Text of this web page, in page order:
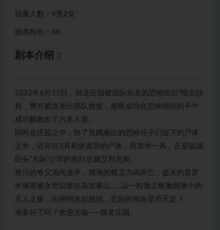
玩家人数：4男2女
游戏时长：6h
剧本介绍：
2022年6月15日，烛龙庄园被国际知名的恐怖组织“蠕虫劫
持，警方紧急派出部队救援，最终成功在恐怖组织的手中
成功解救出了六名人质。
同时在庄园之中，除了负隅顽抗的恐怖分子们留下的尸体
之外，还存在3具死状诡异的尸体，而其中一具，正是能源
巨头“天际”公司的执行总裁艾利克斯。
逐日的夸父渴死途中，填海的精卫力竭而亡，盗火的普罗
米修斯被永世囚禁在高加索山……以一粒微尘般脆弱渺小的
凡人之躯，向神明发起挑战，悲剧的宿命是否天定？
准备好了吗？欢迎光临——烛龙庄园。